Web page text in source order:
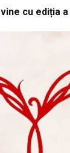
cu ediția a